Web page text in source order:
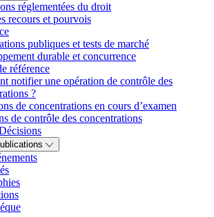
réglementées du droit
recours et pourvois
publiques et tests de marché
durable et concurrence
référence
notifier une opération de contrôle des
?
de concentrations en cours d’examen
de contrôle des concentrations